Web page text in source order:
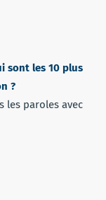
sont les 10 plus
?
les paroles avec